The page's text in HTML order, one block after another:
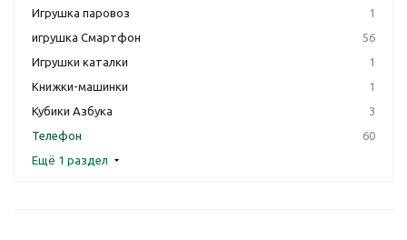
Игрушка паровоз
1
игрушка Смартфон
56
Игрушки каталки
1
Книжки-машинки
1
Кубики Азбука
3
Телефон
60
Ещё 1 раздел